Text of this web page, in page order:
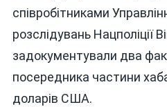
співробітниками
розслідувань Нацполіції
задокументували два
посередника частини
доларів США.